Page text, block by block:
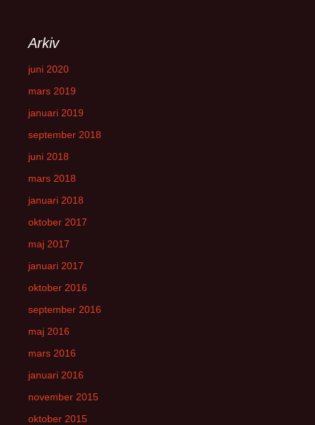
Arkiv
juni 2020
mars 2019
januari 2019
september 2018
juni 2018
mars 2018
januari 2018
oktober 2017
maj 2017
januari 2017
oktober 2016
september 2016
maj 2016
mars 2016
januari 2016
november 2015
oktober 2015